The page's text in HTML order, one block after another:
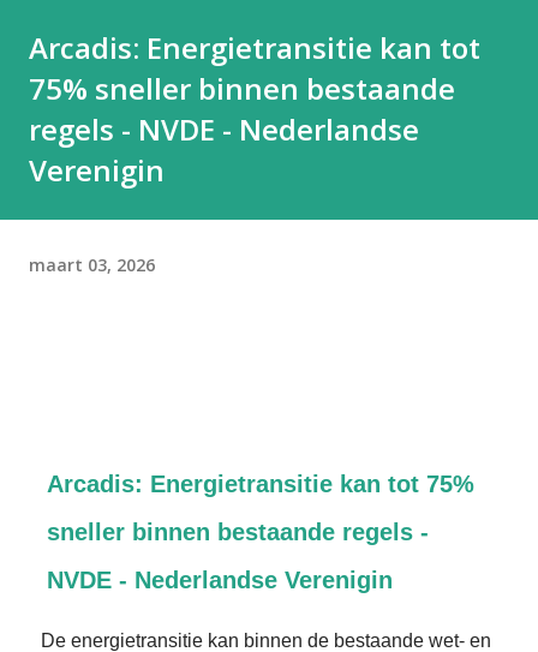
Arcadis: Energietransitie kan tot
75% sneller binnen bestaande
regels - NVDE - Nederlandse
Verenigin
maart 03, 2026
Arcadis: Energietransitie kan tot 75%
sneller binnen bestaande regels -
NVDE - Nederlandse Verenigin
De energietransitie kan binnen de bestaande wet- en